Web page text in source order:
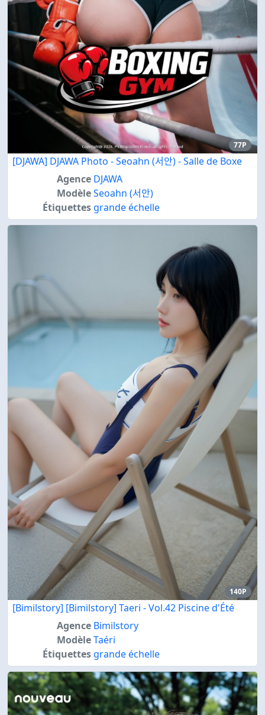
77P
[DJAWA] DJAWA Photo - Seoahn (서안) - Salle de Boxe
Agence DJAWA
ModèleSeoahn (서안)
Étiquettes grande échelle
140P
[Bimilstory] [Bimilstory] Taeri - Vol.42 Piscine d'Été
Agence Bimilstory
ModèleTaéri
Étiquettes grande échelle